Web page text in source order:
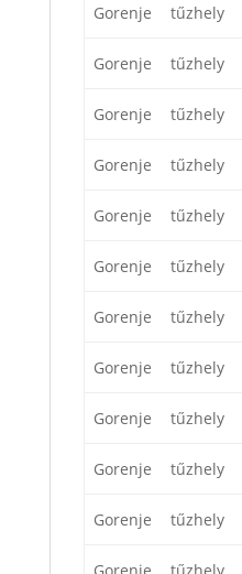
Gorenje tűzhely
Gorenje tűzhely
Gorenje tűzhely
Gorenje tűzhely
Gorenje tűzhely
Gorenje tűzhely
Gorenje tűzhely
Gorenje tűzhely
Gorenje tűzhely
Gorenje tűzhely
Gorenje tűzhely